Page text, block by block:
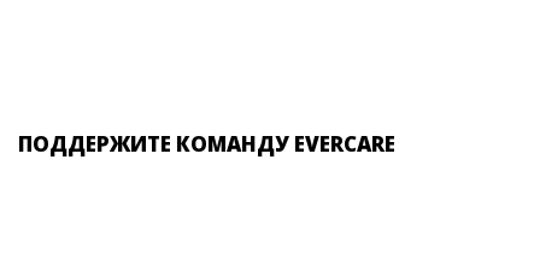
ПОДДЕРЖИТЕ КОМАНДУ EVERCARE